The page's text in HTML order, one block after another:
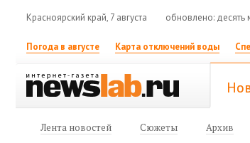
Красноярский край, 7 августа обновлено: десять
Погода в августе Карта отключений воды
Лента новостей Сюжеты Архив